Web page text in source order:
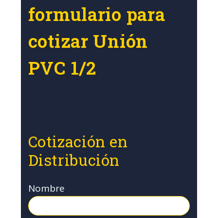
formulario para
cotizar Unión
PVC 1/2
Cotización en
Distribución
Nombre